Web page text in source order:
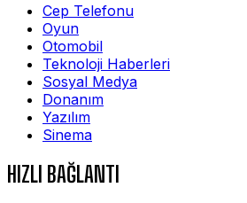
Cep Telefonu
Oyun
Otomobil
Teknoloji Haberleri
Sosyal Medya
Donanım
Yazılım
Sinema
HIZLI BAĞLANTI